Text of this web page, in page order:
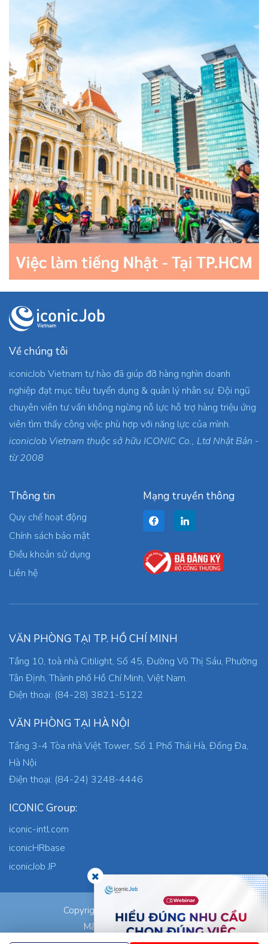
Về chúng tôi
iconicJob Vietnam tự hào đã giúp đỡ hàng nghìn doanh
nghiệp đạt mục tiêu tuyển dụng & quản lý nhân sự. Đội ngũ
chuyên viên tư vấn không ngừng nỗ lực hỗ trợ hàng triệu ứng
viên tìm thấy công việc phù hợp với năng lực của mình.
iconicJob Vietnam thuộc sở hữu ICONIC Co., Ltd Nhật Bản -
từ 2008
Thông tin
Quy chế hoạt động
Chính sách bảo mật
Điều khoản sử dụng
Liên hệ
Mạng truyền thông
VĂN PHÒNG TẠI TP. HỒ CHÍ MINH
Tầng 10, toà nhà Citilight, Số 45, Đường Võ Thị Sáu, Phường
Tân Định, Thành phố Hồ Chí Minh, Việt Nam.
Điện thoại: (84-28) 3821-5122
VĂN PHÒNG TẠI HÀ NỘI
Tầng 3-4 Tòa nhà Việt Tower, Số 1 Phố Thái Hà, Đống Đa,
Hà Nội
Điện thoại: (84-24) 3248-4446
ICONIC Group:
iconic-intl.com
iconicHRbase
iconicJob JP
Copyright © 2026 ICONIC Co., Ltd.
Mã số thuế: 0305745871